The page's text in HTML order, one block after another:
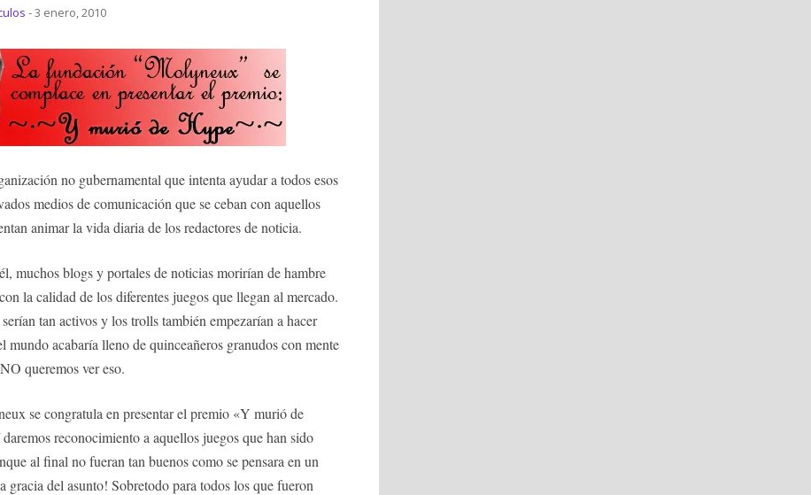
- 3 enero, 2010
no gubernamental que intenta ayudar a todos esos
medios de comunicación que se ceban con aquellos
animar la vida diaria de los redactores de noticia.
muchos blogs y portales de noticias morirían de hambre
la calidad de los diferentes juegos que llegan al mercado.
tan activos y los trolls también empezarían a hacer
mundo acabaría lleno de quinceañeros granudos con mente
queremos ver eso.
se congratula en presentar el premio «Y murió de
reconocimiento a aquellos juegos que han sido
al final no fueran tan buenos como se pensara en un
del asunto! Sobretodo para todos los que fueron